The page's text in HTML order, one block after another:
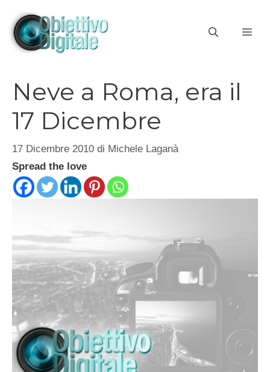
contenuto
Neve a Roma, era il
17 Dicembre
17 Dicembre 2010 di Michele Laganà
Spread the love